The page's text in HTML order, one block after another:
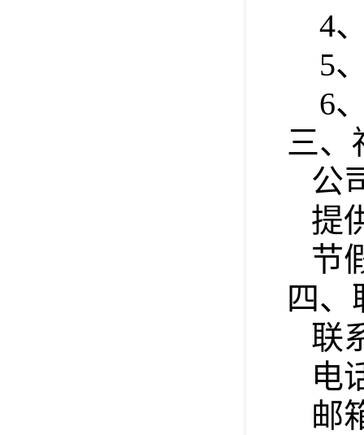
4
5
6
三、
公
提
节
四、
联
电
邮